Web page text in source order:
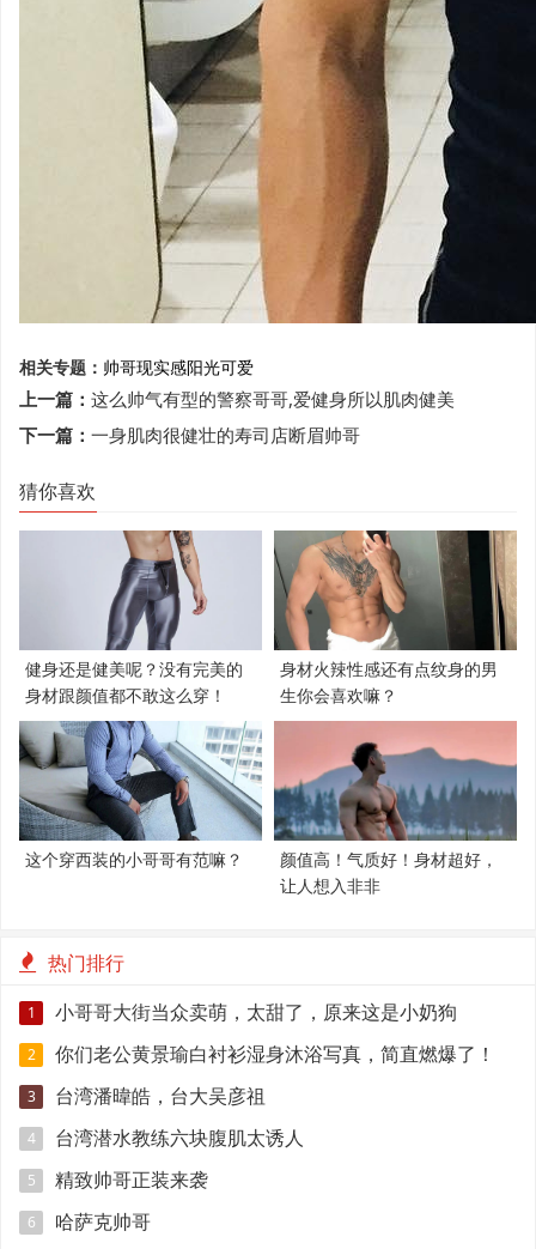
相关专题： 帅哥现实感阳光可爱
上一篇： 这么帅气有型的警察哥哥,爱健身所以肌肉健美
下一篇： 一身肌肉很健壮的寿司店断眉帅哥
猜你喜欢
健身还是健美呢？没有完美的
身材跟颜值都不敢这么穿！
身材火辣性感还有点纹身的男
生你会喜欢嘛？
这个穿西装的小哥哥有范嘛？
颜值高！气质好！身材超好，
让人想入非非
热门排行
1 小哥哥大街当众卖萌，太甜了，原来这是小奶狗
2 你们老公黄景瑜白衬衫湿身沐浴写真，简直燃爆了！
3 台湾潘暐皓，台大吴彦祖
4 台湾潜水教练六块腹肌太诱人
5 精致帅哥正装来袭
6 哈萨克帅哥